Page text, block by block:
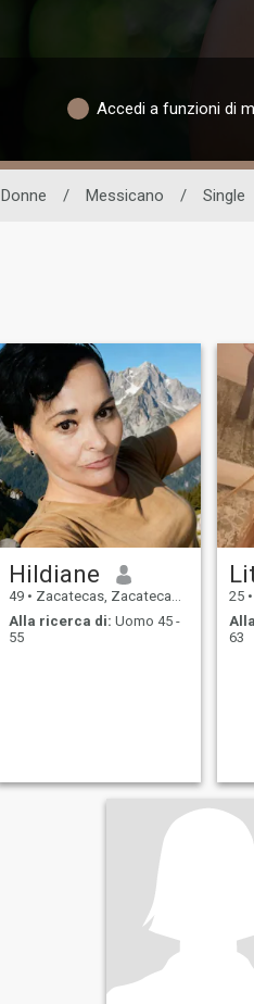
Accedi a funzioni di
Donne / Messicano / Single
Hildiane
49 • Zacatecas, Zacatecas, Messico
Alla ricerca di: Uomo 45 -
55
25 •
63